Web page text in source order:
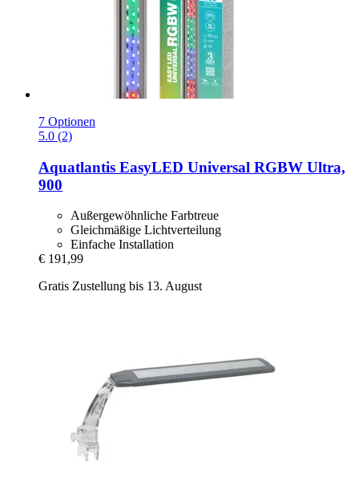
7 Optionen
5.0 (2)
Aquatlantis EasyLED Universal RGBW Ultra,
900
Außergewöhnliche Farbtreue
Gleichmäßige Lichtverteilung
Einfache Installation
€ 191,99
Gratis Zustellung bis 13. August